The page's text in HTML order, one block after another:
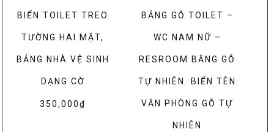
BIỂN TOILET TREO
TƯỜNG HAI MẶT,
BẢNG NHÀ VỆ SINH
DẠNG CỜ
350,000₫
BẢNG GỖ TOILET –
WC NAM NỮ –
RESROOM BẰNG GỖ
TỰ NHIÊN. BIỂN TÊN
VĂN PHÒNG GỖ TỰ
NHIÊN